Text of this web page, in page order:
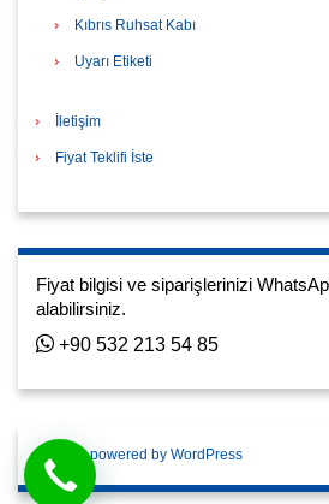
Kıbrıs Ruhsat Kabı
Uyarı Etiketi
İletişim
Fiyat Teklifi İste
Fiyat bilgisi ve siparişlerinizi
alabilirsiniz.
+90 532 213 54 85
Proudly powered by WordPress